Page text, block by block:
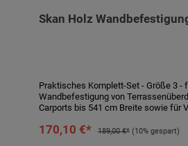
Skan Holz
Praktisches Komplett-Set - Größe 3 -
Wandbefestigung von
Carports bis 541 cm Breite sowie für
Gewindestangen in 12 mm
170,10 €* 189,00 €* (10% gespart)